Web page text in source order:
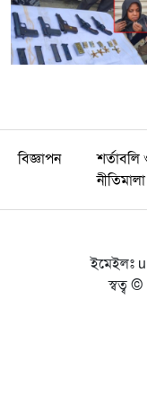
বিজ্ঞাপন
শর্তাবলি
নীতিমালা
ইমেইলঃ
স্বত্ব